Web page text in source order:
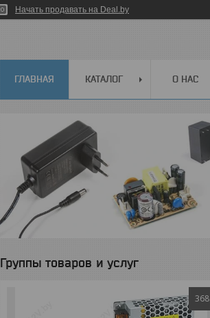
Начать продавать на Deal.by
ГЛАВНАЯ КАТАЛОГ О НАС
Группы товаров и услуг
368